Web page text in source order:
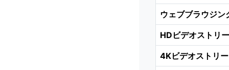
ウェブブラウジン
HDビデオストリ
4Kビデオストリ